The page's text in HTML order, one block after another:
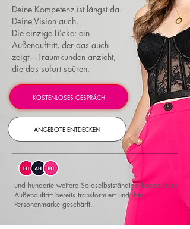
Deine Kompetenz ist längst da.
Deine Vision auch.
Die einzige Lücke: ein
Außenauftritt, der das auch
zeigt – Traumkunden anzieht,
die das sofort spüren.
KOSTENLOSES GESPRÄCH
ANGEBOTE ENTDECKEN
und hunderte weitere Soloselbstständige haben ihren
Außenauftritt bereits transformiert und ihre
Personenmarke geschärft.